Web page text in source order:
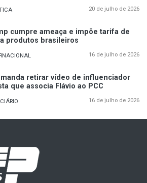
20 de julho de 2026
cumpre ameaça e impõe tarifa de
a produtos brasileiros
16 de julho de 2026
manda retirar vídeo de influenciador
que associa Flávio ao PCC
16 de julho de 2026